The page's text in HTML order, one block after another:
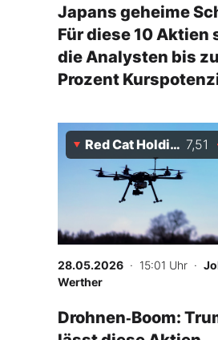
Japans geheime
Für diese 10 Aktien
die Analysten bis
Prozent
Red Cat Holdings Inc 7,51
28.05.2026 · 15:01 Uhr ·
Werther
Drohnen‑Boom: